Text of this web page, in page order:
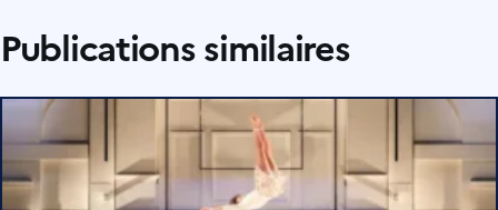
Publications similaires